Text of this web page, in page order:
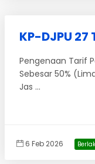
KP-DJPU
Pengenaan Tarif
Sebesar 50%
Jas ...
6 Feb 2026